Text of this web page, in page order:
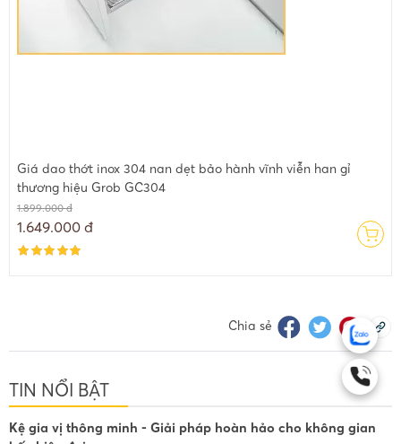
Giá dao thớt inox 304 nan dẹt bảo hành vĩnh viễn han gỉ
thương hiệu Grob GC304
1.899.000 đ
1.649.000 đ
Chia sẻ
TIN NỔI BẬT
Kệ gia vị thông minh - Giải pháp hoàn hảo cho không gian